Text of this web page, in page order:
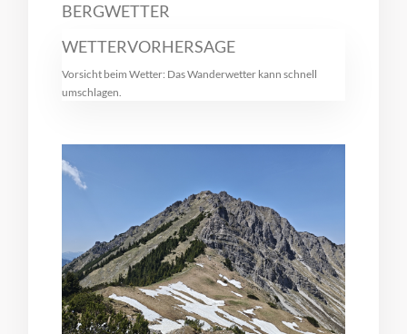
BERGWETTER
WETTERVORHERSAGE
Vorsicht beim Wetter: Das Wanderwetter kann schnell
umschlagen.